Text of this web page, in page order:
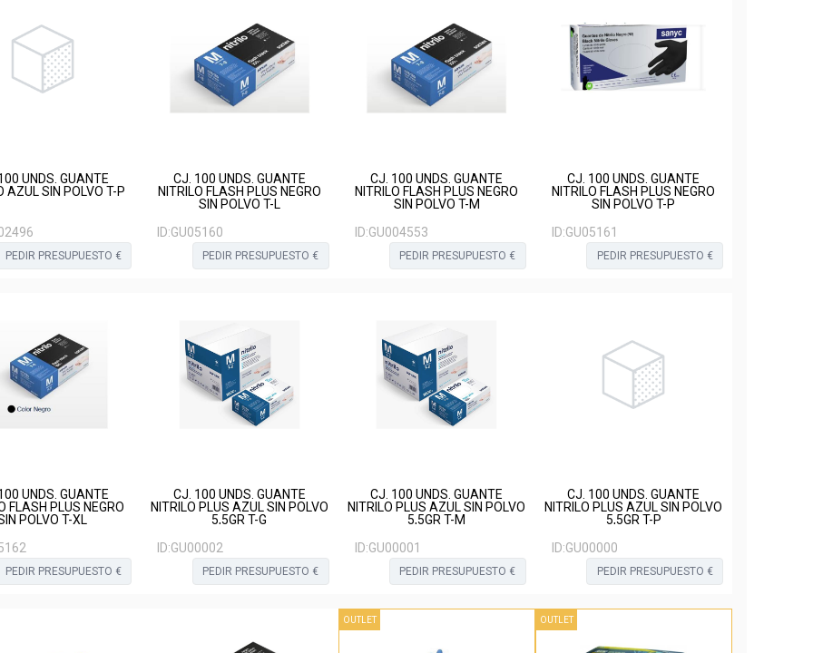
UNDS. GUANTE
AZUL SIN POLVO T-P
PEDIR PRESUPUESTO €
CJ. 100 UNDS. GUANTE
NITRILO FLASH PLUS NEGRO
SIN POLVO T-L
ID:GU05160
PEDIR PRESUPUESTO €
CJ. 100 UNDS. GUANTE
NITRILO FLASH PLUS NEGRO
SIN POLVO T-M
ID:GU004553
PEDIR PRESUPUESTO €
CJ. 100 UNDS. GUANTE
NITRILO FLASH PLUS NEGRO
SIN POLVO T-P
ID:GU05161
PEDIR PRESUPUESTO €
UNDS. GUANTE
FLASH PLUS NEGRO
POLVO T-XL
PEDIR PRESUPUESTO €
CJ. 100 UNDS. GUANTE
NITRILO PLUS AZUL SIN POLVO
5,5GR T-G
ID:GU00002
PEDIR PRESUPUESTO €
CJ. 100 UNDS. GUANTE
NITRILO PLUS AZUL SIN POLVO
5,5GR T-M
ID:GU00001
PEDIR PRESUPUESTO €
CJ. 100 UNDS. GUANTE
NITRILO PLUS AZUL SIN POLVO
5,5GR T-P
ID:GU00000
PEDIR PRESUPUESTO €
OUTLET OUTLET